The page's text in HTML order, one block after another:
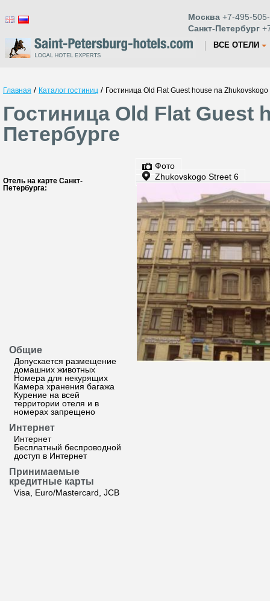
Москва +7-495-
Санкт-Петербург
ВСЕ ОТЕЛИ
Главная / Каталог гостиниц / Гостиница Old Flat Guest house na Zhukovskogo
Гостиница Old Flat Guest
Петербурге
Отель на карте Санкт-
Петербурга:
Общие
Допускается размещение
домашних животных
Номера для некурящих
Камера хранения багажа
Курение на всей
территории отеля и в
номерах запрещено
Интернет
Интернет
Бесплатный беспроводной
доступ в Интернет
Принимаемые
кредитные карты
Visa, Euro/Mastercard, JCB
Фото
Zhukovskogo Street 6